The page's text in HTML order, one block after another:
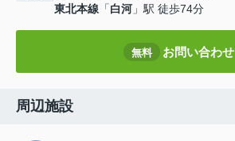
東北本線 「白河 」駅 徒歩74分
無料 お問い合わせ
周辺施設